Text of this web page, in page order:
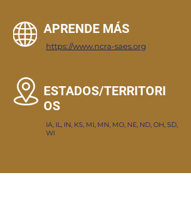
APRENDE MÁS
https://www.ncra-saes.org
ESTADOS/TERRITORI
OS
IA, IL, IN, KS, MI, MN, MO, NE, ND, OH, SD,
WI